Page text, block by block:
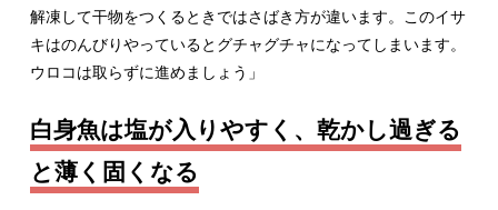
解凍して干物をつくるときではさばき方が違います。このイサ
キはのんびりやっているとグチャグチャになってしまいます。
ウロコは取らずに進めましょう」
白身魚は塩が入りやすく、乾かし過ぎる
と薄く固くなる